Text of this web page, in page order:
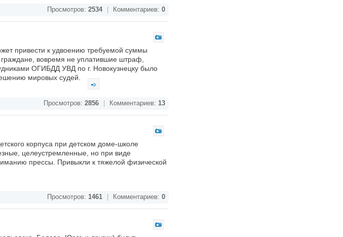
Просмотров: 2534 Комментариев: 0
привести к удвоению требуемой суммы
вовремя не уплатившие штраф,
ОГИБДД УВД по г. Новокузнецку было
мировых судей.
Просмотров: 2856 Комментариев: 13
корпуса при детском доме-школе
целеустремленные, но при виде
прессы. Привыкли к тяжелой физической
Просмотров: 1461 Комментариев: 0